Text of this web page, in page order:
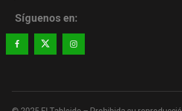
Síguenos en: